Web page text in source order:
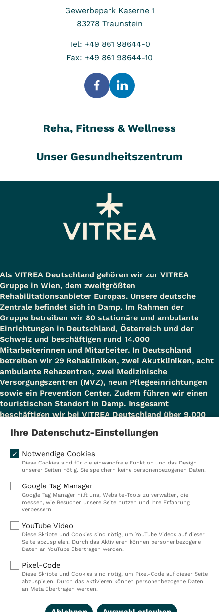
Gewerbepark Kaserne 1
83278 Traunstein
Tel: +49 861 98644-0
Fax: +49 861 98644-10
Reha, Fitness & Wellness
Unser Gesundheitszentrum
Als VITREA Deutschland gehören wir zur VITREA
Gruppe in Wien, dem zweitgrößten
Rehabilitationsanbieter Europas. Unsere deutsche
Zentrale befindet sich in Damp. Im Rahmen der
Gruppe betreiben wir 80 stationäre und ambulante
Einrichtungen in Deutschland, Österreich und der
Schweiz und beschäftigen rund 14.000
Mitarbeiterinnen und Mitarbeiter. In Deutschland
betreiben wir 29 Rehakliniken, zwei Akutkliniken, acht
ambulante Rehazentren, zwei Medizinische
Versorgungszentren (MVZ), neun Pflegeeinrichtungen
sowie ein Prevention Center. Zudem führen wir einen
touristischen Standort in Damp. Insgesamt
beschäftigen wir bei VITREA Deutschland über 9.000
Kliniken
Ambulant
Reha
Prävention
Karriere
VITREA Deutschland
IMPRESSUM
HINWEISGEBERSYSTEM
AUFSICHTSBEHÖRDEN
Ihre Datenschutz-Einstellungen
Notwendige Cookies
Diese Cookies sind für die einwandfreie Funktion und das Design
unserer Seiten nötig. Sie speichern keine personenbezogenen Daten.
Google Tag Manager
Google Tag Manager hilft uns, Website-Tools zu verwalten, die
messen, wie Besucher unsere Seite nutzen und Ihre Erfahrung
verbessern.
YouTube Video
Diese Skripte und Cookies sind nötig, um YouTube Videos auf dieser
Seite abzuspielen. Durch das Aktivieren können personenbezogene
Daten an YouTube übertragen werden.
Pixel-Code
Diese Skripte und Cookies sind nötig, um Pixel-Code auf dieser Seite
abzuspielen. Durch das Aktivieren können personenbezogene Daten
an Meta übertragen werden.